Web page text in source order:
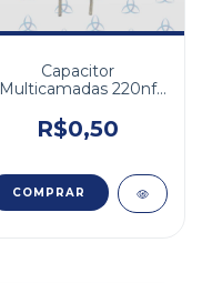
Capacitor
Multicamadas 220nf
R$0,50